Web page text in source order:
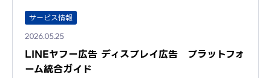
サービス情報
2026.05.25
LINEヤフー広告 ディスプレイ広告 プラットフォ
ーム統合ガイド